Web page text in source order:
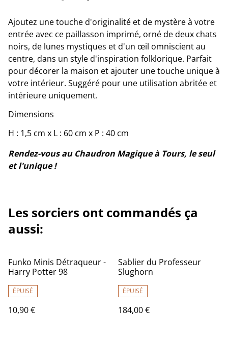
Ajoutez une touche d'originalité et de mystère à votre
entrée avec ce paillasson imprimé, orné de deux chats
noirs, de lunes mystiques et d'un œil omniscient au
centre, dans un style d'inspiration folklorique. Parfait
pour décorer la maison et ajouter une touche unique à
votre intérieur. Suggéré pour une utilisation abritée et
intérieure uniquement.
Dimensions
H : 1,5 cm x L : 60 cm x P : 40 cm
Rendez-vous au Chaudron Magique à Tours, le seul
et l'unique !
Les sorciers ont commandés ça
aussi:
Funko Minis Détraqueur -
Harry Potter 98
ÉPUISÉ
10,90 €
Sablier du Professeur
Slughorn
ÉPUISÉ
184,00 €